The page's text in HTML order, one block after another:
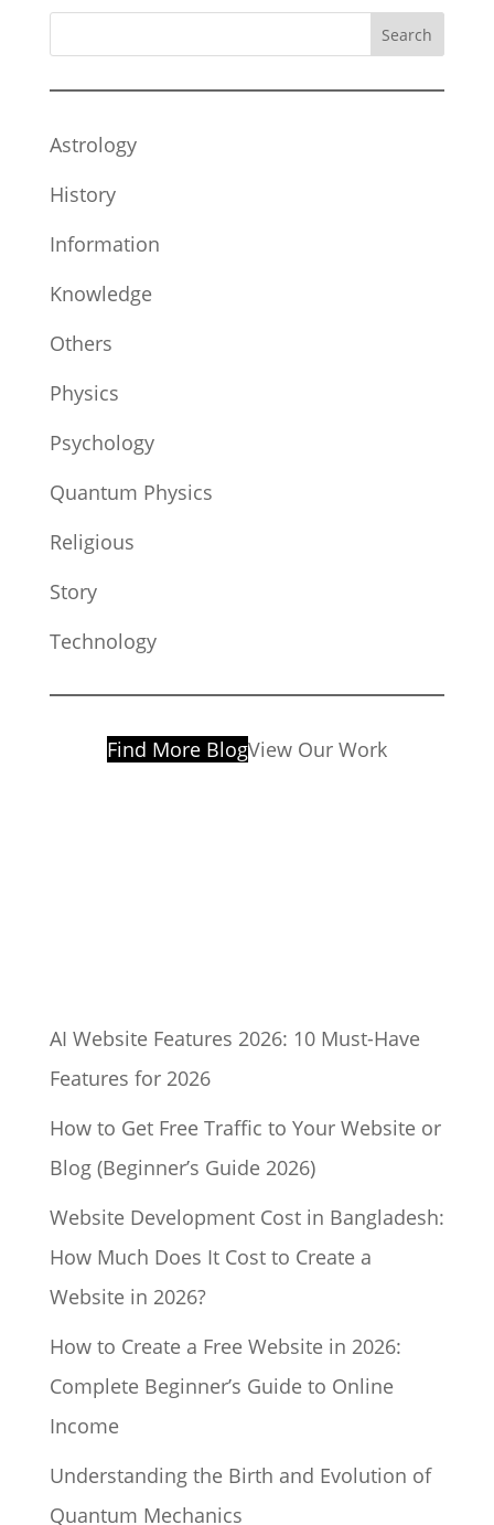
Search
Astrology
History
Information
Knowledge
Others
Physics
Psychology
Quantum Physics
Religious
Story
Technology
Find More BlogView Our Work
AI Website Features 2026: 10 Must-Have
Features for 2026
How to Get Free Traffic to Your Website or
Blog (Beginner’s Guide 2026)
Website Development Cost in Bangladesh:
How Much Does It Cost to Create a
Website in 2026?
How to Create a Free Website in 2026:
Complete Beginner’s Guide to Online
Income
Understanding the Birth and Evolution of
Quantum Mechanics